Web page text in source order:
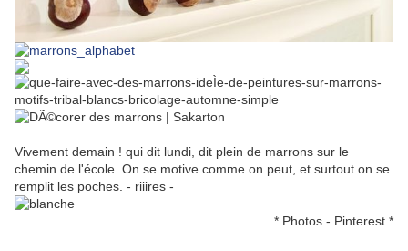
Vivement demain ! qui dit lundi, dit plein de marrons sur le
chemin de l'école. On se motive comme on peut, et surtout on se
remplit les poches. - riiires -
* Photos - Pinterest *